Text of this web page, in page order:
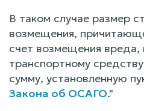
В таком случае размер
возмещения,
счет возмещения вреда,
транспортному
сумму, установленную
Закона об ОСАГО."